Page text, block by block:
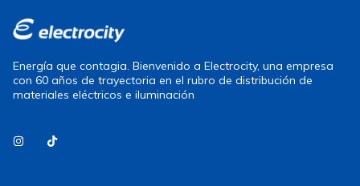
Energía que contagia. Bienvenido a Electrocity, una empresa
con 60 años de trayectoria en el rubro de distribución de
materiales eléctricos e iluminación